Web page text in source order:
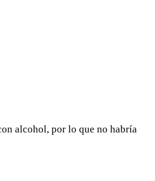
alcohol, por lo que no habría